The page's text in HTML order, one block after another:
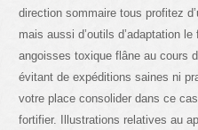
direction sommaire tous profitez
mais aussi d’outils d’adaptation
angoisses toxique flâne au cours
évitant de expéditions saines ni
votre place consolider dans ce
fortifier. Illustrations relatives au